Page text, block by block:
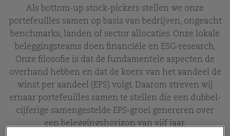
Als bottom-up stock-pickers stellen we onze
portefeuilles samen op basis van bedrijven, ongeacht
benchmarks, landen of sector allocaties. Onze lokale
beleggingsteams doen financiële en ESG-research.
Onze filosofie is dat de fundamentele aspecten de
overhand hebben en dat de koers van het aandeel de
winst per aandeel (EPS) volgt. Daarom streven wij
ernaar portefeuilles samen te stellen die een dubbel-
cijferige samengestelde EPS-groei genereren over
een beleggingshorizon van vijf jaar.